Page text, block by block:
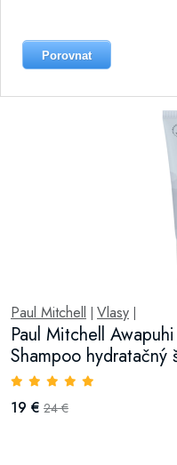
Porovnat
Paul Mitchell Vlasy
Paul Mitchell
Shampoo hydratačný
19 € 24 €